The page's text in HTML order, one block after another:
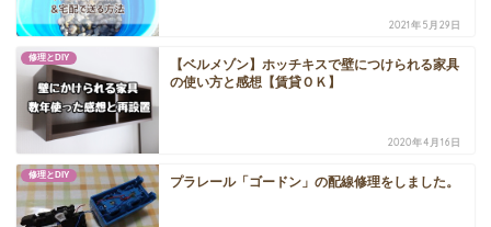
2021年5月29日
修理とDIY
【ベルメゾン】ホッチキスで壁につけられる家具
の使い方と感想【賃貸ＯＫ】
2020年4月16日
修理とDIY プラレール「ゴードン」の配線修理をしました。